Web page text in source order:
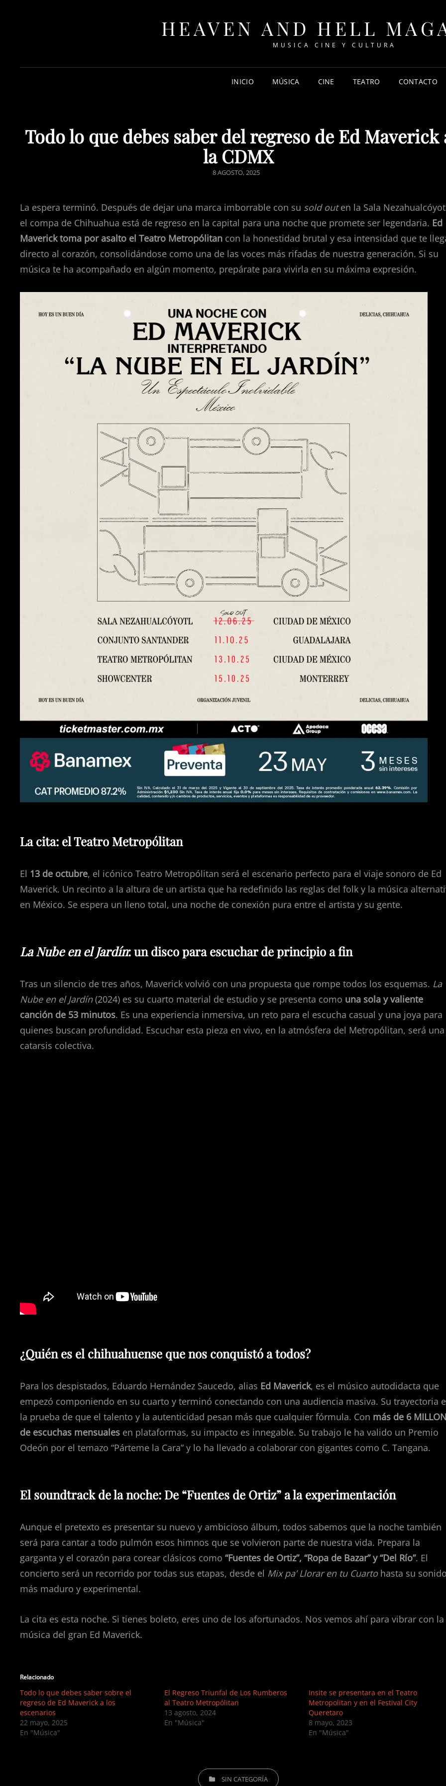
HEAVEN AND HELL
MUSICA CINE Y CULTURA
INICIO MÚSICA CINE TEATRO CONTACTO
Todo lo que debes saber del regreso de Ed Maverick
la CDMX
POSTED
8 AGOSTO, 2025
La espera terminó. Después de dejar una marca imborrable con su sold outen la Sala
el compa de Chihuahua está de regreso en la capital para una noche que promete ser legendaria. Ed
Maverick toma por asalto el Teatro Metropólitan con la honestidad brutal y esa intensidad que te
directo al corazón, consolidándose como una de las voces más rifadas de nuestra generación. Si su
música te ha acompañado en algún momento, prepárate para vivirla en su máxima expresión.
La cita: el Teatro Metropólitan
El 13 de octubre, el icónico Teatro Metropólitan será el escenario perfecto para el viaje sonoro de Ed
Maverick. Un recinto a la altura de un artista que ha redefinido las reglas del folk y la música
en México. Se espera un lleno total, una noche de conexión pura entre el artista y su gente.
La Nube en el Jardín: un disco para escuchar de principio a fin
Tras un silencio de tres años, Maverick volvió con una propuesta que rompe todos los esquemas. La
Nube en el Jardín(2024) es su cuarto material de estudio y se presenta como una sola y valiente
canción de 53 minutos. Es una experiencia inmersiva, un reto para el escucha casual y una joya para
quienes buscan profundidad. Escuchar esta pieza en vivo, en la atmósfera del Metropólitan, será una
catarsis colectiva.
¿Quién es el chihuahuense que nos conquistó a todos?
Para los despistados, Eduardo Hernández Saucedo, alias Ed Maverick, es el músico autodidacta que
empezó componiendo en su cuarto y terminó conectando con una audiencia masiva. Su trayectoria
la prueba de que el talento y la autenticidad pesan más que cualquier fórmula. Con más de 6
de escuchas mensuales en plataformas, su impacto es innegable. Su trabajo le ha valido un Premio
Odeón por el temazo “Párteme la Cara” y lo ha llevado a colaborar con gigantes como C. Tangana.
El soundtrack de la noche: De “Fuentes de Ortiz” a la experimentación
Aunque el pretexto es presentar su nuevo y ambicioso álbum, todos sabemos que la noche también
será para cantar a todo pulmón esos himnos que se volvieron parte de nuestra vida. Prepara la
garganta y el corazón para corear clásicos como “Fuentes de Ortiz”, “Ropa de Bazar” y “Del Río”. El
concierto será un recorrido por todas sus etapas, desde el Mix pa’ Llorar en tu Cuartohasta su
más maduro y experimental.
La cita es esta noche. Si tienes boleto, eres uno de los afortunados. Nos vemos ahí para vibrar con la
música del gran Ed Maverick.
Relacionado
Todo lo que debes saber sobre el
regreso de Ed Maverick a los
escenarios
22 mayo, 2025
En "Música"
El Regreso Triunfal de Los Rumberos
al Teatro Metropólitan
13 agosto, 2024
En "Música"
Insite se presentara en el Teatro
Metropolitan y en el Festival City
Queretaro
8 mayo, 2023
En "Música"
CATEGORIESSIN CATEGORÍA